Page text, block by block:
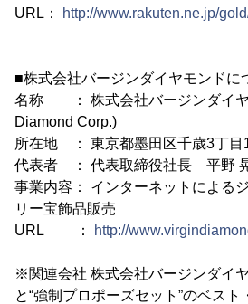
URL：
http://www.rakuten.ne.jp/
■株式会社バージンダイヤモンドに
名称 ： 株式会社バージンダイヤ
Diamond Corp.)
所在地 ： 東京都墨田区千歳3丁目
代表者 ： 代表取締役社長 平野
事業内容： インターネットによる
リー宝飾品販売
URL ：
http://
※関連会社 株式会社バージンダイ
と“強制プロポーズセット”のベス